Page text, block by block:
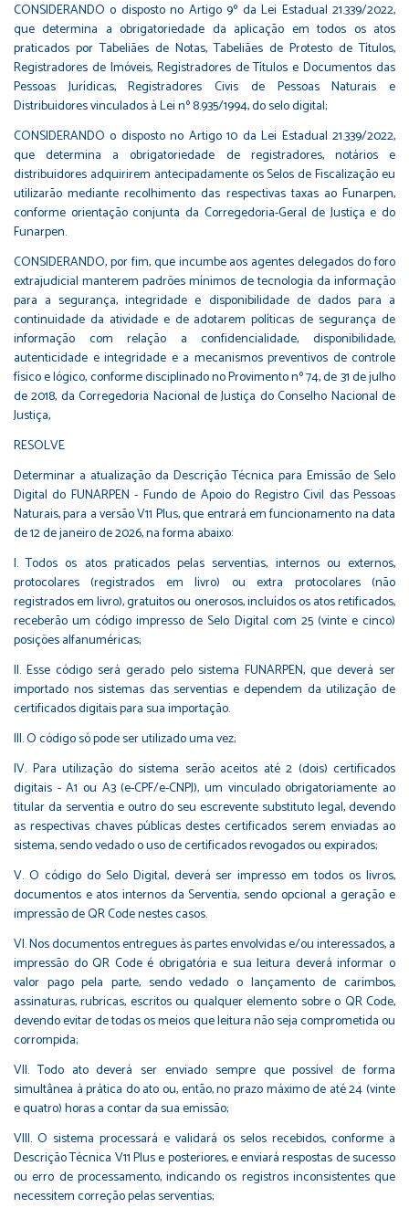
CONSIDERANDO o disposto no Artigo 9º da Lei Estadual 21.339/2022,
que determina a obrigatoriedade da aplicação em todos os atos
praticados por Tabeliães de Notas, Tabeliães de Protesto de Títulos,
Registradores de Imóveis, Registradores de Títulos e Documentos das
Pessoas Jurídicas, Registradores Civis de Pessoas Naturais e
Distribuidores vinculados à Lei nº 8.935/1994, do selo digital;
CONSIDERANDO o disposto no Artigo 10 da Lei Estadual 21.339/2022,
que determina a obrigatoriedade de registradores, notários e
distribuidores adquirirem antecipadamente os Selos de Fiscalização eu
utilizarão mediante recolhimento das respectivas taxas ao Funarpen,
conforme orientação conjunta da Corregedoria-Geral de Justiça e do
Funarpen.
CONSIDERANDO, por fim, que incumbe aos agentes delegados do foro
extrajudicial manterem padrões mínimos de tecnologia da informação
para a segurança, integridade e disponibilidade de dados para a
continuidade da atividade e de adotarem políticas de segurança de
informação com relação a confidencialidade, disponibilidade,
autenticidade e integridade e a mecanismos preventivos de controle
físico e lógico, conforme disciplinado no Provimento nº 74, de 31 de julho
de 2018, da Corregedoria Nacional de Justiça do Conselho Nacional de
Justiça,
RESOLVE
Determinar a atualização da Descrição Técnica para Emissão de Selo
Digital do FUNARPEN - Fundo de Apoio do Registro Civil das Pessoas
Naturais, para a versão V11 Plus, que entrará em funcionamento na data
de 12 de janeiro de 2026, na forma abaixo:
I. Todos os atos praticados pelas serventias, internos ou externos,
protocolares (registrados em livro) ou extra protocolares (não
registrados em livro), gratuitos ou onerosos, incluídos os atos retificados,
receberão um código impresso de Selo Digital com 25 (vinte e cinco)
posições alfanuméricas;
II. Esse código será gerado pelo sistema FUNARPEN, que deverá ser
importado nos sistemas das serventias e dependem da utilização de
certificados digitais para sua importação.
III. O código só pode ser utilizado uma vez;
IV. Para utilização do sistema serão aceitos até 2 (dois) certificados
digitais - A1 ou A3 (e-CPF/e-CNPJ), um vinculado obrigatoriamente ao
titular da serventia e outro do seu escrevente substituto legal, devendo
as respectivas chaves públicas destes certificados serem enviadas ao
sistema, sendo vedado o uso de certificados revogados ou expirados;
V. O código do Selo Digital, deverá ser impresso em todos os livros,
documentos e atos internos da Serventia, sendo opcional a geração e
impressão de QR Code nestes casos.
VI. Nos documentos entregues às partes envolvidas e/ou interessados, a
impressão do QR Code é obrigatória e sua leitura deverá informar o
valor pago pela parte, sendo vedado o lançamento de carimbos,
assinaturas, rubricas, escritos ou qualquer elemento sobre o QR Code,
devendo evitar de todas os meios que leitura não seja comprometida ou
corrompida;
VII. Todo ato deverá ser enviado sempre que possível de forma
simultânea à prática do ato ou, então, no prazo máximo de até 24 (vinte
e quatro) horas a contar da sua emissão;
VIII. O sistema processará e validará os selos recebidos, conforme a
Descrição Técnica V11 Plus e posteriores, e enviará respostas de sucesso
ou erro de processamento, indicando os registros inconsistentes que
necessitem correção pelas serventias;